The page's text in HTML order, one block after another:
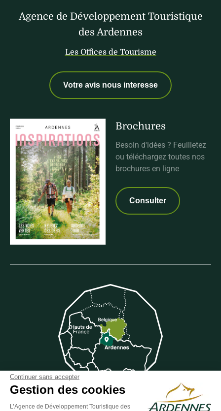
Agence de Développement Touristique
des Ardennes
Les Offices de Tourisme
Votre avis nous interesse
Brochures
Besoin d'idées ? Feuilletez
ou téléchargez toutes nos
brochures en ligne
Consulter
Continuer sans accepter
Gestion des cookies
L’Agence de Développement Touristique des